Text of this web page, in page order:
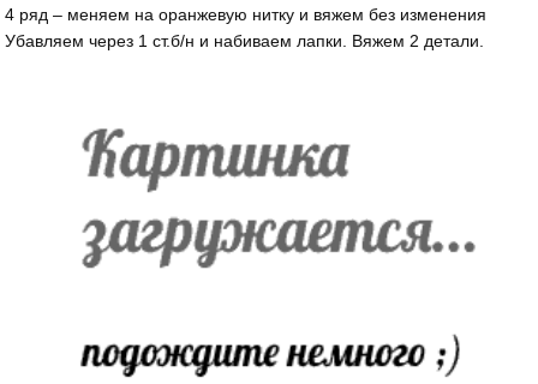
4 ряд – меняем на оранжевую нитку и вяжем без изменения
Убавляем через 1 ст.б/н и набиваем лапки. Вяжем 2 детали.